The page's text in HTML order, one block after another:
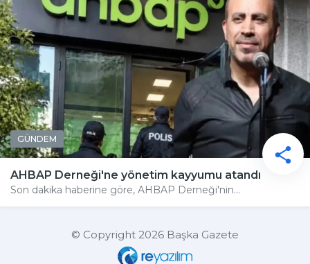
GÜNDEM
AHBAP Derneği'ne yönetim kayyumu atandı
Son dakika haberine göre, AHBAP Derneği'nin...
© Copyright 2026 Başka Gazete